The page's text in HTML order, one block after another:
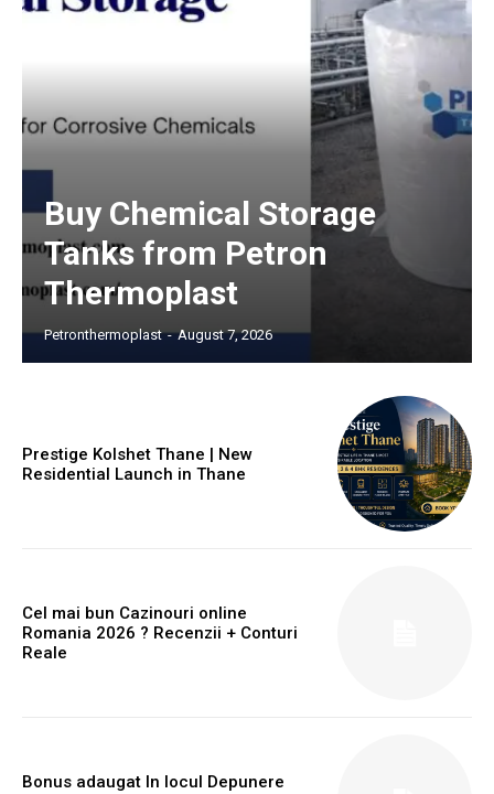
Buy Chemical Storage
Tanks from Petron
Thermoplast
Petronthermoplast - August 7, 2026
Prestige Kolshet Thane | New
Residential Launch in Thane
Cel mai bun Cazinouri online
Romania 2026 ? Recenzii + Conturi
Reale
Bonus adaugat In locul Depunere